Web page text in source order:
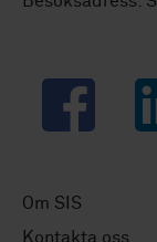
Facebook
Om SIS
Kontakta oss